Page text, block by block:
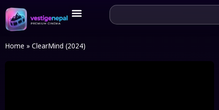
Home » ClearMind (2024)